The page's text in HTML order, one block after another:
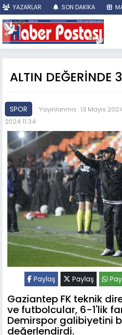
YAZARLAR SON DAKİKA
ALTIN DEĞERİNDE
SPOR Yayınlanma : 13 Mayıs
2024 11:34
Paylaş Paylaş
Gaziantep FK teknik
ve futbolcular, 6-1'lik
Demirspor galibiyetini
değerlendirdi.